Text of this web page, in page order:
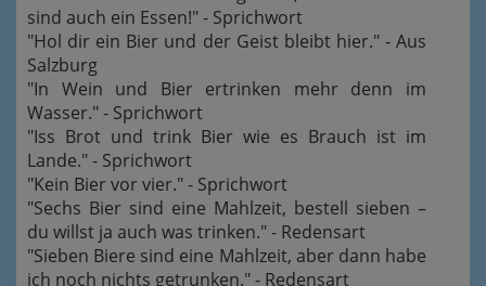
sind auch ein Essen!" - Sprichwort
"Hol dir ein Bier und der Geist bleibt hier." - Aus
Salzburg
"In Wein und Bier ertrinken mehr denn im
Wasser." - Sprichwort
"Iss Brot und trink Bier wie es Brauch ist im
Lande." - Sprichwort
"Kein Bier vor vier." - Sprichwort
"Sechs Bier sind eine Mahlzeit, bestell sieben –
du willst ja auch was trinken." - Redensart
"Sieben Biere sind eine Mahlzeit, aber dann habe
ich noch nichts getrunken." - Redensart